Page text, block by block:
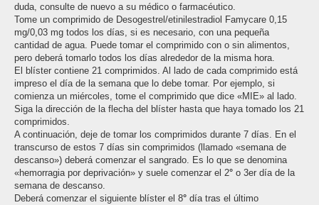
duda, consulte de nuevo a su médico o farmacéutico.
Tome un comprimido de Desogestrel/etinilestradiol Famycare 0,15
mg/0,03 mg todos los días, si es necesario, con una pequeña
cantidad de agua. Puede tomar el comprimido con o sin alimentos,
pero deberá tomarlo todos los días alrededor de la misma hora.
El blíster contiene 21 comprimidos. Al lado de cada comprimido está
impreso el día de la semana que lo debe tomar. Por ejemplo, si
comienza un miércoles, tome el comprimido que dice «MIE» al lado.
Siga la dirección de la flecha del blíster hasta que haya tomado los 21
comprimidos.
A continuación, deje de tomar los comprimidos durante 7 días. En el
transcurso de estos 7 días sin comprimidos (llamado «semana de
descanso») deberá comenzar el sangrado. Es lo que se denomina
«hemorragia por deprivación» y suele comenzar el 2° o 3er día de la
semana de descanso.
Deberá comenzar el siguiente blíster el 8° día tras el último